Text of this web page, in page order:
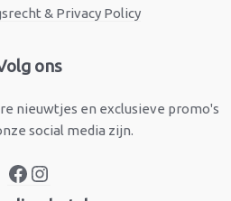
& Privacy Policy
ons
nieuwtjes en exclusieve promo's
social media zijn.
Facebook